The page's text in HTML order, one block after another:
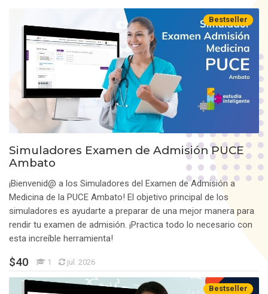
Bestseller
Simuladores Examen de Admisión PUCE
Ambato
¡Bienvenid@ a los Simuladores del Examen de Admisión a
Medicina de la PUCE Ambato! El objetivo principal de los
simuladores es ayudarte a preparar de una mejor manera para
rendir tu examen de admisión. ¡Practica todo lo necesario con
esta increíble herramienta!
Precio: USD 40
$40 1 Estudiantes
jul. 2026
Bestseller